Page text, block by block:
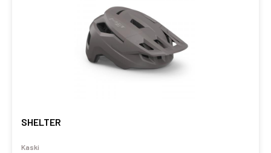
SHELTER
Kaski